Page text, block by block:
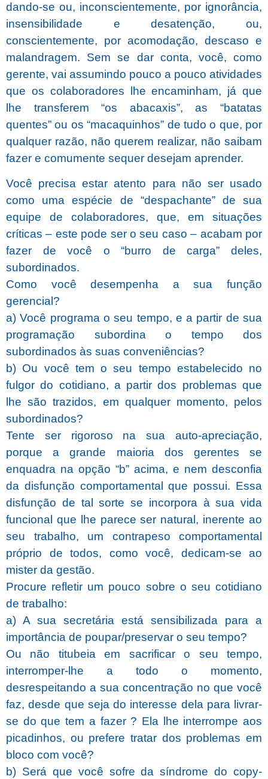
dando-se ou, inconscientemente, por ignorância,
insensibilidade e desatenção, ou,
conscientemente, por acomodação, descaso e
malandragem. Sem se dar conta, você, como
gerente, vai assumindo pouco a pouco atividades
que os colaboradores lhe encaminham, já que
lhe transferem “os abacaxis”, as “batatas
quentes” ou os “macaquinhos” de tudo o que, por
qualquer razão, não querem realizar, não saibam
fazer e comumente sequer desejam aprender.
Você precisa estar atento para não ser usado
como uma espécie de “despachante” de sua
equipe de colaboradores, que, em situações
críticas – este pode ser o seu caso – acabam por
fazer de você o “burro de carga” deles,
subordinados.
Como você desempenha a sua função
gerencial?
a) Você programa o seu tempo, e a partir de sua
programação subordina o tempo dos
subordinados às suas conveniências?
b) Ou você tem o seu tempo estabelecido no
fulgor do cotidiano, a partir dos problemas que
lhe são trazidos, em qualquer momento, pelos
subordinados?
Tente ser rigoroso na sua auto-apreciação,
porque a grande maioria dos gerentes se
enquadra na opção “b” acima, e nem desconfia
da disfunção comportamental que possui. Essa
disfunção de tal sorte se incorpora à sua vida
funcional que lhe parece ser natural, inerente ao
seu trabalho, um contrapeso comportamental
próprio de todos, como você, dedicam-se ao
mister da gestão.
Procure refletir um pouco sobre o seu cotidiano
de trabalho:
a) A sua secretária está sensibilizada para a
importância de poupar/preservar o seu tempo?
Ou não titubeia em sacrificar o seu tempo,
interromper-lhe a todo o momento,
desrespeitando a sua concentração no que você
faz, desde que seja do interesse dela para livrar-
se do que tem a fazer ? Ela lhe interrompe aos
picadinhos, ou prefere tratar dos problemas em
bloco com você?
b) Será que você sofre da síndrome do copy-